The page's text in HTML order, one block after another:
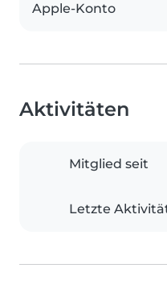
Apple-Konto
Aktivitäten
Mitglied seit
Letzte